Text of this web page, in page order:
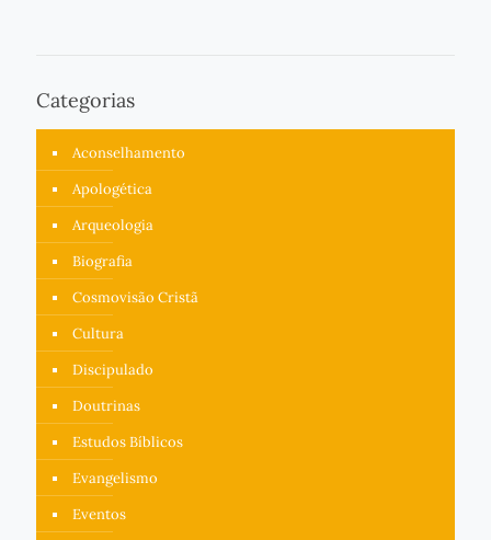
Categorias
Aconselhamento
Apologética
Arqueologia
Biografia
Cosmovisão Cristã
Cultura
Discipulado
Doutrinas
Estudos Bíblicos
Evangelismo
Eventos